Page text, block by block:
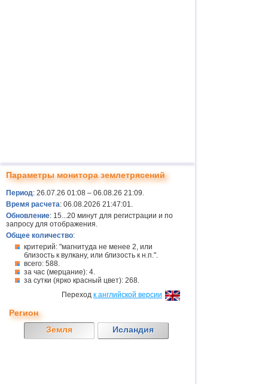
Параметры монитора землетрясений
Период: 26.07.26 01:08 – 06.08.26 21:09.
Время расчета: 06.08.2026 21:47:01.
Обновление: 15...20 минут для регистрации и по
запросу для отображения.
Общее количество:
критерий: "магнитуда не менее 2, или
близость к вулкану, или близость к н.п.".
всего: 588.
за час (мерцание): 4.
за сутки (ярко красный цвет): 268.
Переход к английской версии
Регион
Земля
Исландия